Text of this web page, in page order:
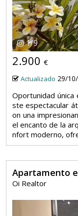
1/9
2.900 €
Actualizado 29/
Oportunidad única
ste espectacular
on una
el encanto de la
nfort moderno,
Apartamento
Oi Realtor